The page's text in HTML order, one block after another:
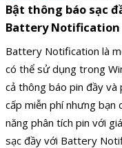
Bật thông báo sạc
Battery Notification
Battery Notification là
có thể sử dụng trong
cả thông báo pin đầy và
cấp miễn phí nhưng bạn
năng phân tích pin với
sạc đầy với Battery